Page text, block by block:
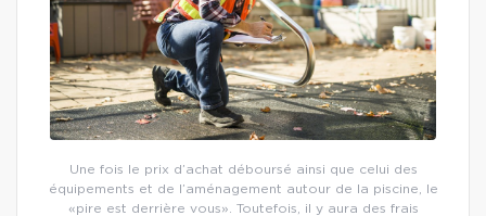
Une fois le prix d’achat déboursé ainsi que celui des
équipements et de l’aménagement autour de la piscine, le
«pire est derrière vous». Toutefois, il y aura des frais